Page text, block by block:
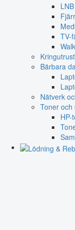
TV-
Bärbara
Nätverk
Toner och
HP-